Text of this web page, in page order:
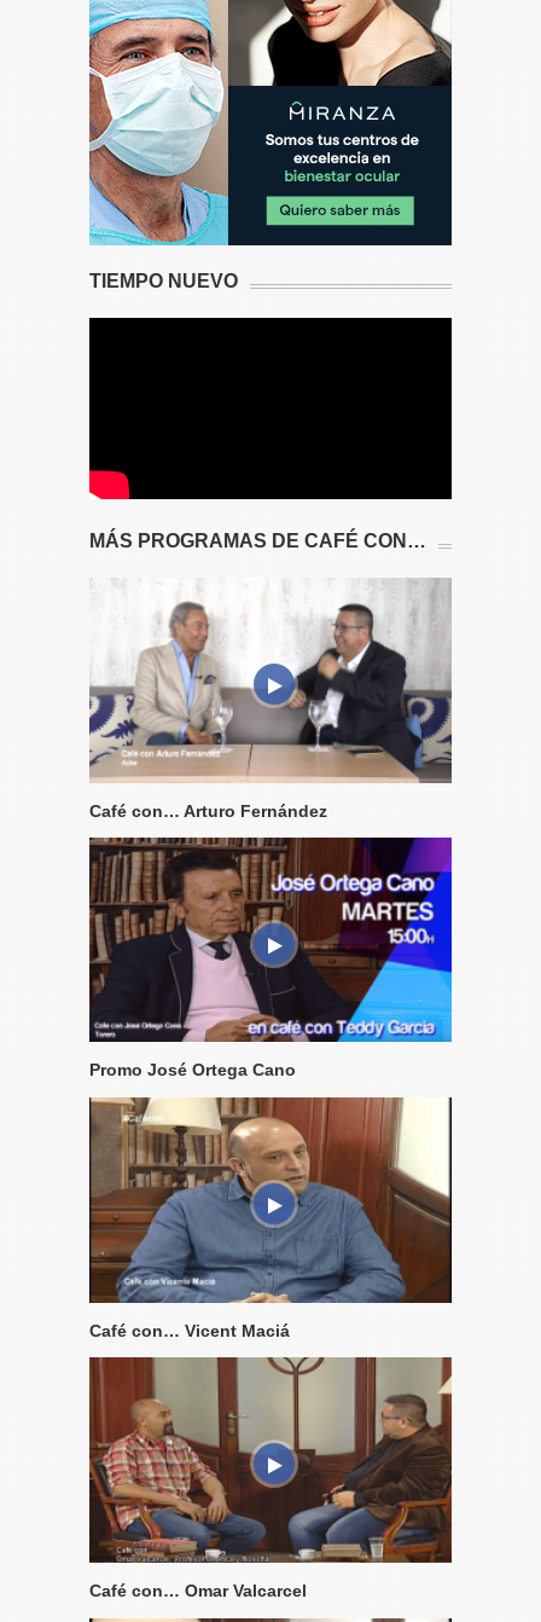
TIEMPO NUEVO
MÁS PROGRAMAS DE CAFÉ CON…
Café con… Arturo Fernández
Promo José Ortega Cano
Café con… Vicent Maciá
Café con… Omar Valcarcel